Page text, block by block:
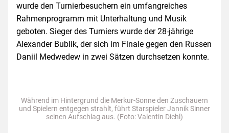
Während im Hintergrund die Merkur-Sonne den Zuschauern
und Spielern entgegen strahlt, führt Starspieler Jannik Sinner
seinen Aufschlag aus. (Foto: Valentin Diehl)
wurde den Turnierbesuchern ein umfangreiches
Rahmenprogramm mit Unterhaltung und Musik
geboten. Sieger des Turniers wurde der 28-jährige
Alexander Bublik, der sich im Finale gegen den Russen
Daniil Medwedew in zwei Sätzen durchsetzen konnte.